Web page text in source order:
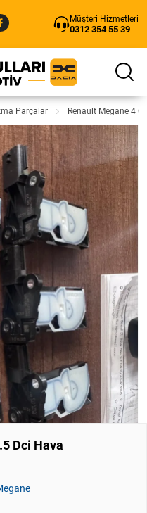
Müşteri Hizmetleri
0312 354 55 39
Parçalar Renault Megane 4
Dci Hava